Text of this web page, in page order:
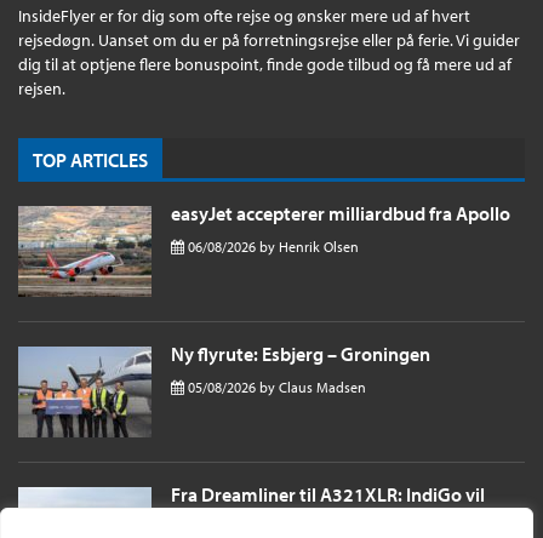
InsideFlyer er for dig som ofte rejse og ønsker mere ud af hvert
rejsedøgn. Uanset om du er på forretningsrejse eller på ferie. Vi guider
dig til at optjene flere bonuspoint, finde gode tilbud og få mere ud af
rejsen.
TOP ARTICLES
easyJet accepterer milliardbud fra Apollo
06/08/2026 by Henrik Olsen
Ny flyrute: Esbjerg – Groningen
05/08/2026 by Claus Madsen
Fra Dreamliner til A321XLR: IndiGo vil
sende passagerer næsten 11 timer til